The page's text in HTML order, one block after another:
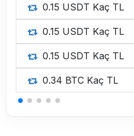
0.15 USDT Kaç TL
0.15 USDT Kaç TL
0.15 USDT Kaç TL
0.34 BTC Kaç TL